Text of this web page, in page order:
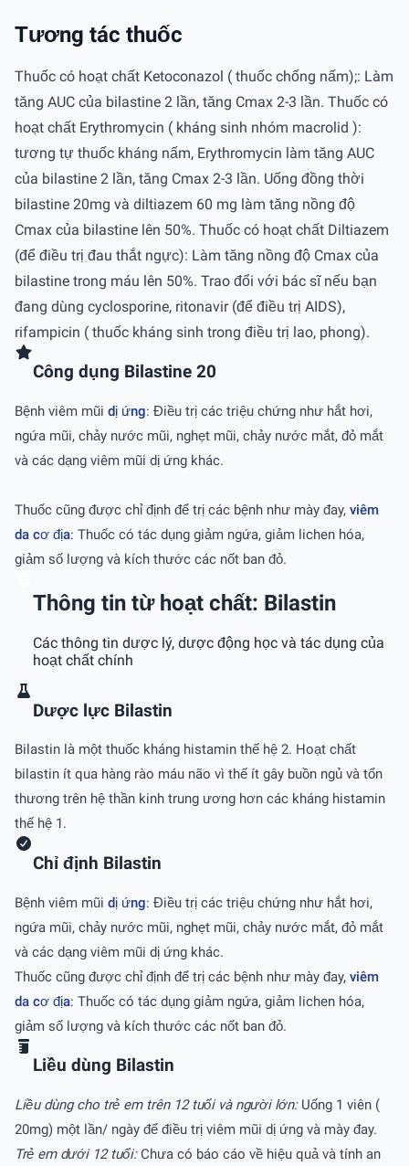
Tương tác thuốc
Thuốc có hoạt chất Ketoconazol ( thuốc chống nấm);: Làm
tăng AUC của bilastine 2 lần, tăng Cmax 2-3 lần. Thuốc có
hoạt chất Erythromycin ( kháng sinh nhóm macrolid ):
tương tự thuốc kháng nấm, Erythromycin làm tăng AUC
của bilastine 2 lần, tăng Cmax 2-3 lần. Uống đồng thời
bilastine 20mg và diltiazem 60 mg làm tăng nồng độ
Cmax của bilastine lên 50%. Thuốc có hoạt chất Diltiazem
(để điều trị đau thắt ngực): Làm tăng nồng độ Cmax của
bilastine trong máu lên 50%. Trao đổi với bác sĩ nếu bạn
đang dùng cyclosporine, ritonavir (để điều trị AIDS),
rifampicin ( thuốc kháng sinh trong điều trị lao, phong).
Công dụng Bilastine 20
Bệnh viêm mũi dị ứng: Điều trị các triệu chứng như hắt hơi,
ngứa mũi, chảy nước mũi, nghẹt mũi, chảy nước mắt, đỏ mắt
và các dạng viêm mũi dị ứng khác.
Thuốc cũng được chỉ định để trị các bệnh như mày đay, viêm
da cơ địa: Thuốc có tác dụng giảm ngứa, giảm lichen hóa,
giảm số lượng và kích thước các nốt ban đỏ.
Thông tin từ hoạt chất: Bilastin
Các thông tin dược lý, dược động học và tác dụng của
hoạt chất chính
Dược lực Bilastin
Bilastin là một thuốc kháng histamin thế hệ 2. Hoạt chất
bilastin ít qua hàng rào máu não vì thế ít gây buồn ngủ và tổn
thương trên hệ thần kinh trung ương hơn các kháng histamin
thế hệ 1.
Chỉ định Bilastin
Bệnh viêm mũi dị ứng: Điều trị các triệu chứng như hắt hơi,
ngứa mũi, chảy nước mũi, nghẹt mũi, chảy nước mắt, đỏ mắt
và các dạng viêm mũi dị ứng khác.
Thuốc cũng được chỉ định để trị các bệnh như mày đay, viêm
da cơ địa: Thuốc có tác dụng giảm ngứa, giảm lichen hóa,
giảm số lượng và kích thước các nốt ban đỏ.
Liều dùng Bilastin
Liều dùng cho trẻ em trên 12 tuổi và người lớn:Uống 1 viên (
20mg) một lần/ ngày để điều trị viêm mũi dị ứng và mày đay.
Trẻ em dưới 12 tuổi:Chưa có báo cáo về hiệu quả và tính an